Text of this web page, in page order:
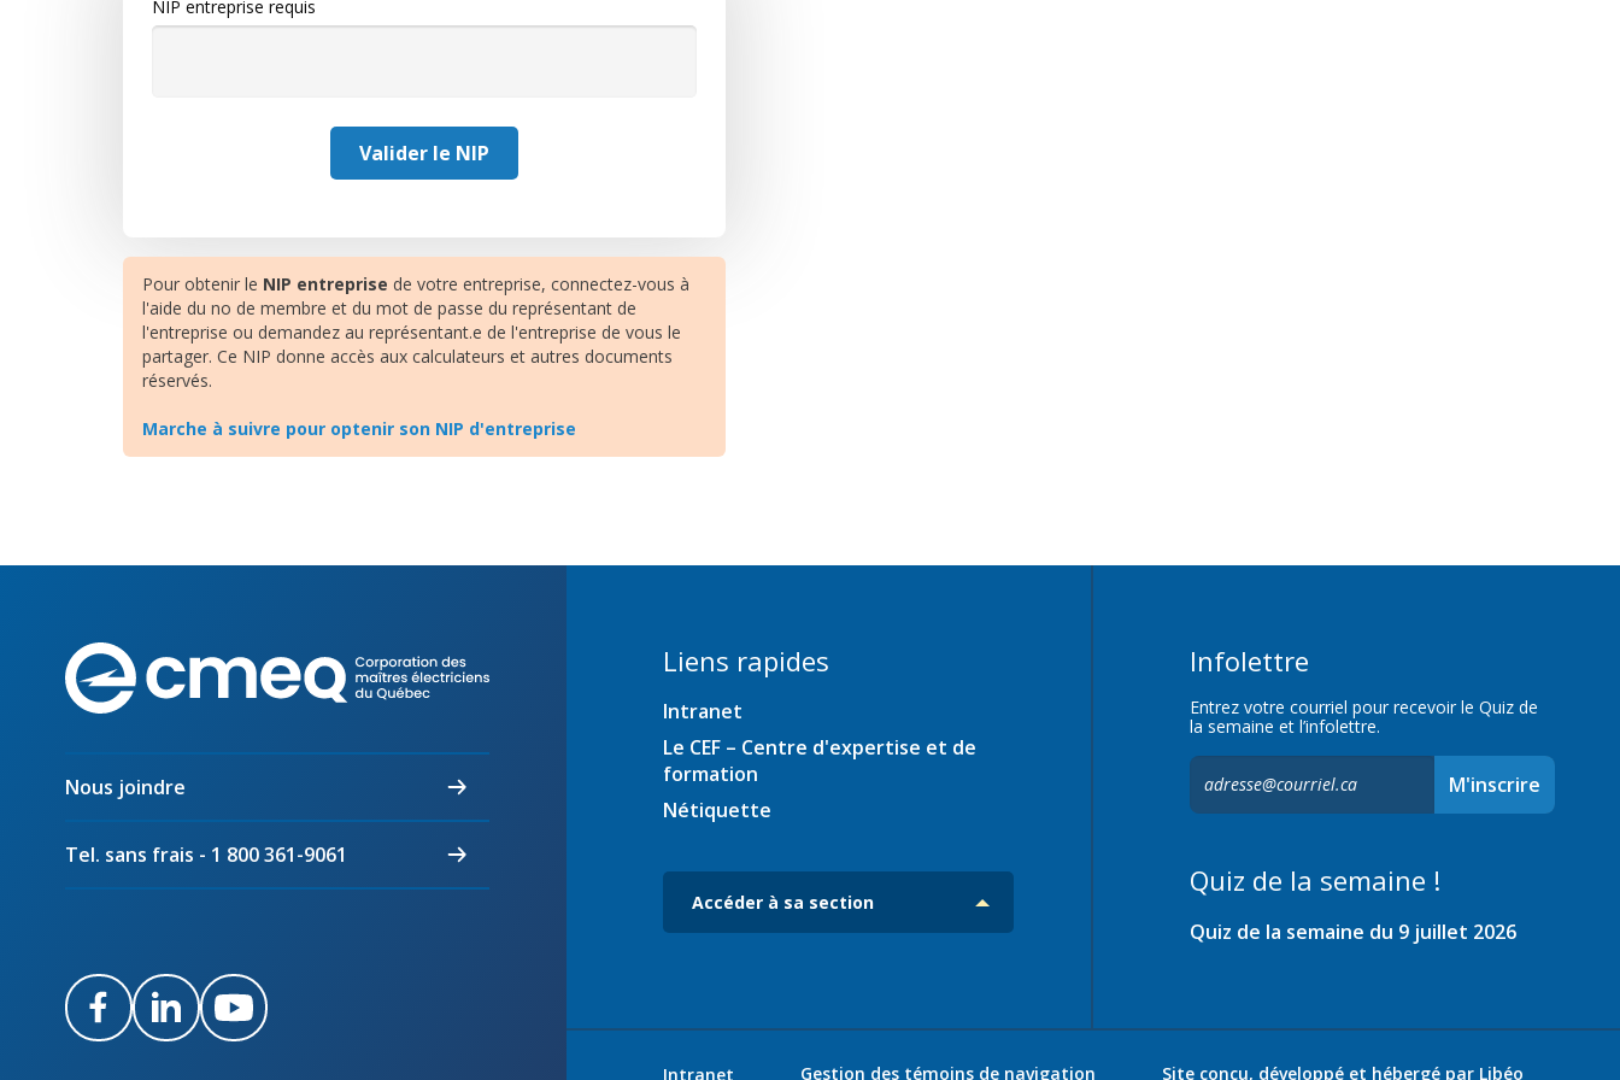
NIP entreprise requis
Pour obtenir le NIP entreprise de votre entreprise, connectez-vous à
l'aide du no de membre et du mot de passe du représentant de
l'entreprise ou demandez au représentant.e de l'entreprise de vous le
partager. Ce NIP donne accès aux calculateurs et autres documents
réservés.
Marche à suivre pour optenir son NIP d'entreprise
des
Nous joindre
Tel. sans frais - 1 800 361-9061
FacebookLinkedInYoutube
Liens rapides
Intranet
Le CEF – Centre d'expertise et de
formation
Nétiquette
Accéder à sa section
Infolettre
Entrez votre courriel pour recevoir le Quiz de
la semaine et l’infolettre.
S'inscrire
M'inscrire
Quiz de la semaine !
Quiz de la semaine du 9 juillet 2026
Intranet Gestion des témoins de navigation Site conçu, développé et hébergé par Libéo